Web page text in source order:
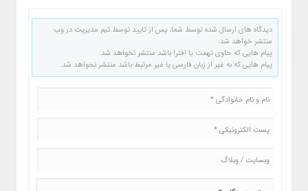
دیدگاه های ارسال شده توسط شما، پس از تایید توسط تیم مدیریت در وب
منتشر خواهد شد.
پیام هایی که حاوی تهمت یا افترا باشد منتشر نخواهد شد.
پیام هایی که به غیر از زبان فارسی یا غیر مرتبط باشد منتشر نخواهد شد.